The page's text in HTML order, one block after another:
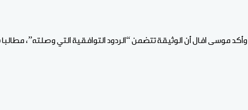
وأكد موسى افال أن الوثيقة تتضمن “الردود التوافقية التي وصلته”، مطالبا